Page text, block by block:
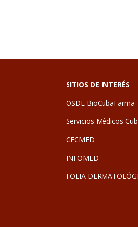
SITIOS DE INTERÉS
OSDE BioCubaFarma
Servicios Médicos
CECMED
INFOMED
FOLIA